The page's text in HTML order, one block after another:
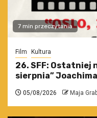
7 min przeczytania
Film Kultura
26. SFF: Ostatniej
sierpnia”
05/08/2026 Maja